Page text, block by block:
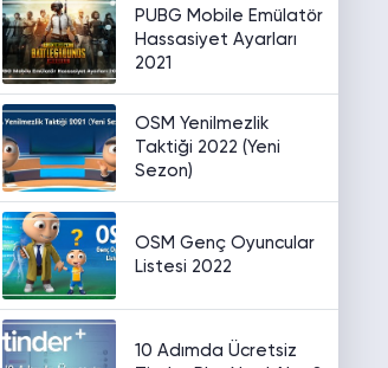
PUBG Mobile Emülatör
Hassasiyet Ayarları
2021
OSM Yenilmezlik
Taktiği 2022 (Yeni
Sezon)
OSM Genç Oyuncular
Listesi 2022
10 Adımda Ücretsiz